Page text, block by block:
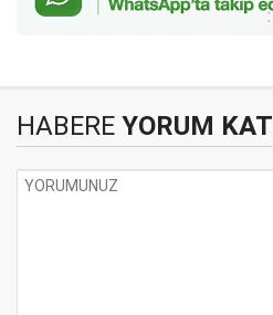
HABERE YORUM KAT